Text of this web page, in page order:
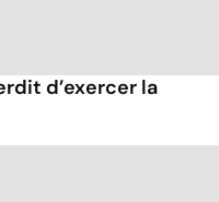
d’exercer la